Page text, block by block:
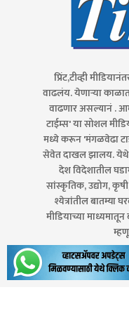
प्रिंट,टीव्ही
वाढलंय. येणाऱ्या
वाढणार असल्यानं .
टाईम्स' या सोशल
मध्ये करून 'मंगळवेढा
सेवेत दाखल झालय. येथे
देश विदेशातील
सांस्कृतिक, उद्योग,
श्येत्रांतील बातम्या
मीडियाच्या